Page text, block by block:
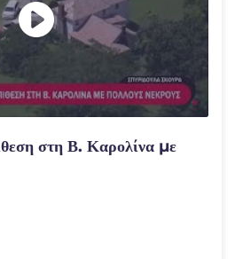
στη Β. Καρολίνα με